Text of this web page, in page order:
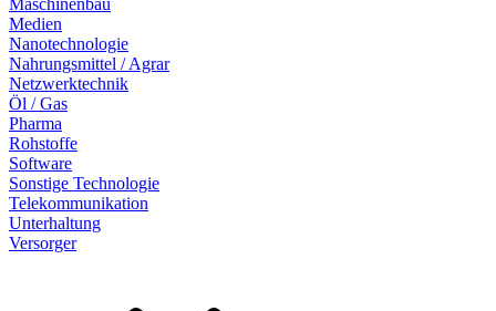
Maschinenbau
Medien
Nanotechnologie
Nahrungsmittel / Agrar
Netzwerktechnik
Öl / Gas
Pharma
Rohstoffe
Software
Sonstige Technologie
Telekommunikation
Unterhaltung
Versorger